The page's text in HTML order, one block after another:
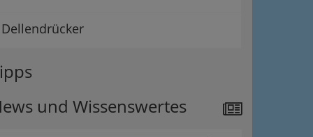
Dellendrücker
und Wissenswertes